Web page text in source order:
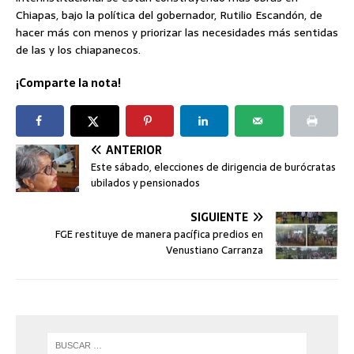
Chiapas, bajo la política del gobernador, Rutilio Escandón, de
hacer más con menos y priorizar las necesidades más sentidas
de las y los chiapanecos.
¡Comparte la nota!
ANTERIOR
Este sábado, elecciones de dirigencia de burócratas
ubilados y pensionados
SIGUIENTE
FGE restituye de manera pacífica predios en
Venustiano Carranza